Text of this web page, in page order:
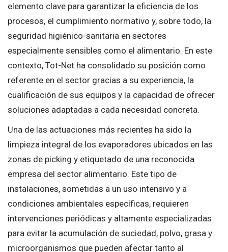
elemento clave para garantizar la eficiencia de los
procesos, el cumplimiento normativo y, sobre todo, la
seguridad higiénico-sanitaria en sectores
especialmente sensibles como el alimentario. En este
contexto, Tot-Net ha consolidado su posición como
referente en el sector gracias a su experiencia, la
cualificación de sus equipos y la capacidad de ofrecer
soluciones adaptadas a cada necesidad concreta.
Una de las actuaciones más recientes ha sido la
limpieza integral de los evaporadores ubicados en las
zonas de picking y etiquetado de una reconocida
empresa del sector alimentario. Este tipo de
instalaciones, sometidas a un uso intensivo y a
condiciones ambientales específicas, requieren
intervenciones periódicas y altamente especializadas
para evitar la acumulación de suciedad, polvo, grasa y
microorganismos que pueden afectar tanto al